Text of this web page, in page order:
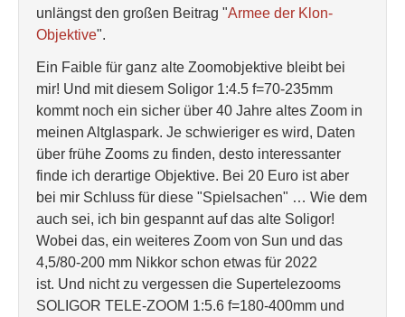
unlängst den großen Beitrag "Armee der Klon-
Objektive".
Ein Faible für ganz alte Zoomobjektive bleibt bei
mir! Und mit diesem Soligor 1:4.5 f=70-235mm
kommt noch ein sicher über 40 Jahre altes Zoom in
meinen Altglaspark. Je schwieriger es wird, Daten
über frühe Zooms zu finden, desto interessanter
finde ich derartige Objektive. Bei 20 Euro ist aber
bei mir Schluss für diese "Spielsachen" … Wie dem
auch sei, ich bin gespannt auf das alte Soligor!
Wobei das, ein weiteres Zoom von Sun und das
4,5/80-200 mm Nikkor schon etwas für 2022
ist. Und nicht zu vergessen die Supertelezooms
SOLIGOR TELE-ZOOM 1:5.6 f=180-400mm und